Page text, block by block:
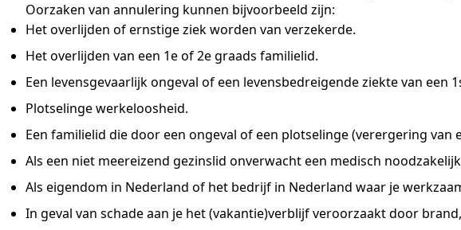
Oorzaken van annulering kunnen bijvoorbeeld zijn:
Het overlijden of ernstige ziek worden van verzekerde.
Het overlijden van een 1e of 2e graads familielid.
Een levensgevaarlijk ongeval of een levensbedreigende ziekte van een
Plotselinge werkeloosheid.
Een familielid die door een ongeval of een plotselinge (verergering
Als een niet meereizend gezinslid onverwacht een medisch
Als eigendom in Nederland of het bedrijf in Nederland waar je
In geval van schade aan je het (vakantie)verblijf veroorzaakt door